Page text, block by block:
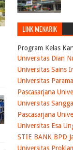
LINK MENARIK
Program Kelas
Universitas Dian
Universitas Sains
Universitas
Pascasarjana
Universitas
Pascasarjana
Universitas Esa
STIE BANK BPD
Universitas